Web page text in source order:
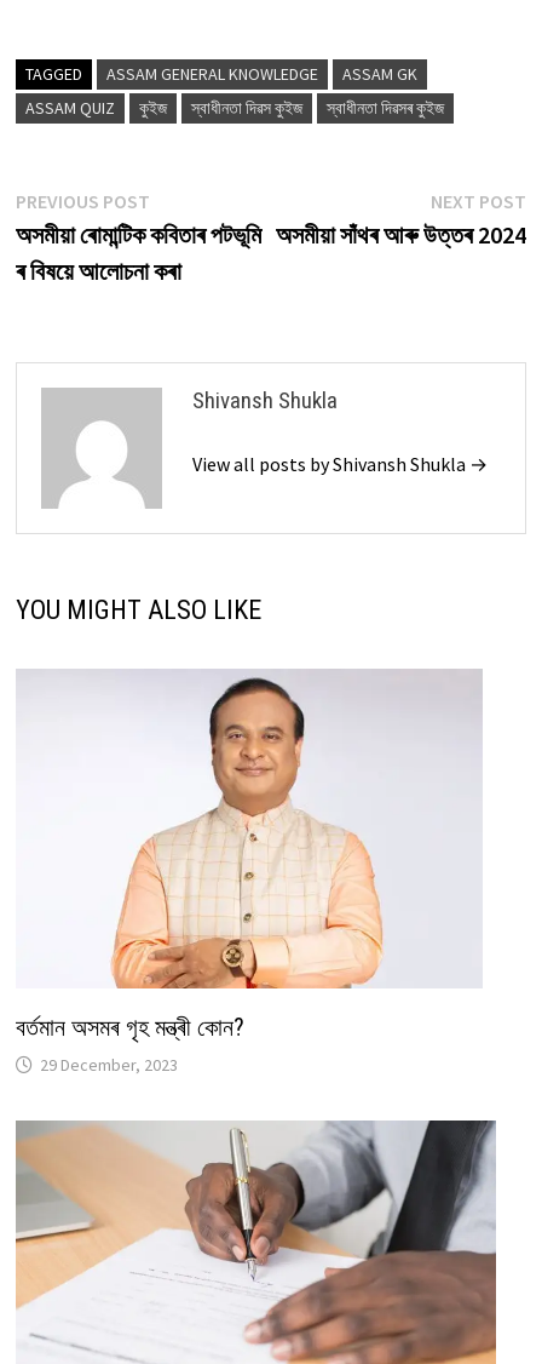
TAGGED ASSAM GENERAL KNOWLEDGE
ASSAM GK
ASSAM QUIZ
কুইজ স্বাধীনতা দিৱস কুইজ স্বাধীনতা দিৱসৰ কুইজ
Post
navigation
PREVIOUS POSTPrevious
post:
অসমীয়া ৰোমান্টিক কবিতাৰ পটভূমি
ৰ বিষয়ে আলোচনা কৰা
NEXT POST
অসমীয়া সাঁথৰ আৰু উত্তৰ 2024
Shivansh Shukla
View all posts by Shivansh Shukla →
YOU MIGHT ALSO LIKE
বৰ্তমান অসমৰ গৃহ মন্ত্ৰী কোন?
29 December, 2023